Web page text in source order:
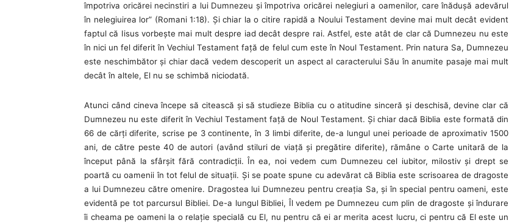
împotriva oricărei necinstiri a lui Dumnezeu şi împotriva oricărei nelegiuri a oamenilor, care înăduşă adevărul
în nelegiuirea lor” (Romani 1:18). Şi chiar la o citire rapidă a Noului Testament devine mai mult decât evident
faptul că Iisus vorbeşte mai mult despre iad decât despre rai. Astfel, este atât de clar că Dumnezeu nu este
în nici un fel diferit în Vechiul Testament faţă de felul cum este în Noul Testament. Prin natura Sa, Dumnezeu
este neschimbător şi chiar dacă vedem descoperit un aspect al caracterului Său în anumite pasaje mai mult
decât în altele, El nu se schimbă niciodată.
Atunci când cineva începe să citească şi să studieze Biblia cu o atitudine sinceră şi deschisă, devine clar că
Dumnezeu nu este diferit în Vechiul Testament faţă de Noul Testament. Şi chiar dacă Biblia este formată din
66 de cărţi diferite, scrise pe 3 continente, în 3 limbi diferite, de-a lungul unei perioade de aproximativ 1500
ani, de către peste 40 de autori (având stiluri de viaţă şi pregătire diferite), rămâne o Carte unitară de la
început până la sfârşit fără contradicţii. În ea, noi vedem cum Dumnezeu cel iubitor, milostiv şi drept se
poartă cu oamenii în tot felul de situaţii. Şi se poate spune cu adevărat că Biblia este scrisoarea de dragoste
a lui Dumnezeu către omenire. Dragostea lui Dumnezeu pentru creaţia Sa, şi în special pentru oameni, este
evidentă pe tot parcursul Bibliei. De-a lungul Bibliei, Îl vedem pe Dumnezeu cum plin de dragoste şi îndurare
îi cheama pe oameni la o relaţie specială cu El, nu pentru că ei ar merita acest lucru, ci pentru că El este un